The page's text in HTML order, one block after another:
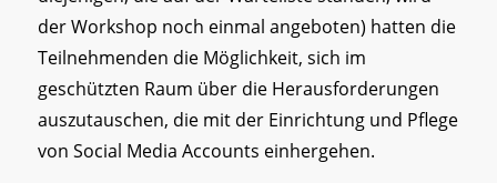
der Workshop noch einmal angeboten) hatten die
Teilnehmenden die Möglichkeit, sich im
geschützten Raum über die Herausforderungen
auszutauschen, die mit der Einrichtung und Pflege
von Social Media Accounts einhergehen.